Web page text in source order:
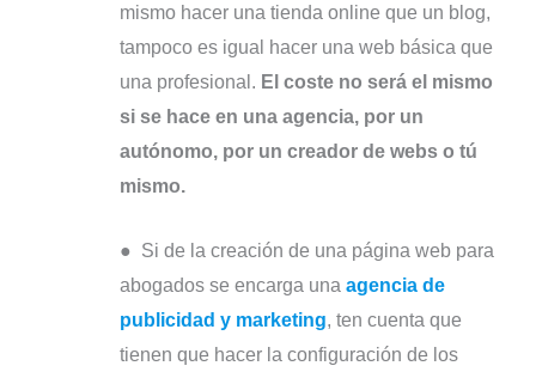
mismo hacer una tienda online que un blog,
tampoco es igual hacer una web básica que
una profesional. El coste no será el mismo
si se hace en una agencia, por un
autónomo, por un creador de webs o tú
mismo.
● Si de la creación de una página web para
abogados se encarga una agencia de
publicidad y marketing, ten cuenta que
tienen que hacer la configuración de los